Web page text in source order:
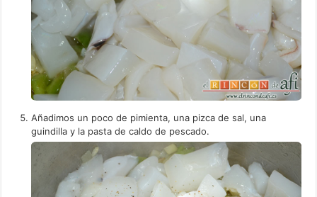
Añadimos un poco de pimienta, una pizca de sal, una
guindilla y la pasta de caldo de pescado.